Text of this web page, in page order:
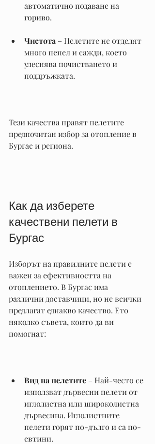
автоматично подаване на
гориво.
Чистота – Пелетите не отделят
много пепел и сажди, което
улеснява почистването и
поддръжката.
Тези качества правят пелетите
предпочитан избор за отопление в
Бургас и региона.
Как да изберете
качествени пелети в
Бургас
Изборът на правилните пелети е
важен за ефективността на
отоплението. В Бургас има
различни доставчици, но не всички
предлагат еднакво качество. Ето
няколко съвета, които да ви
помогнат:
Вид на пелетите – Най-често се
използват дървесни пелети от
иглолистна или широколистна
дървесина. Иглолистните
пелети горят по-дълго и са по-
евтини.